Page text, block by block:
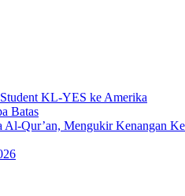
KL-YES ke Amerika
Batas
Qur’an, Mengukir Kenangan